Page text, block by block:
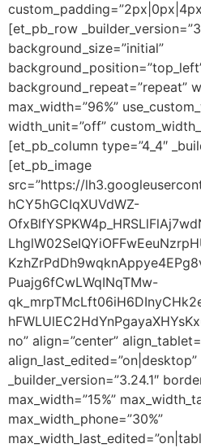
[et_pb_row
background_size=”initial”
background_repeat=”repeat”
max_width=”96%”
width_unit=”off”
[et_pb_column type=”4_4″
[et_pb_image
src=”https://
hCY5hGCIqXUVdWZ-
Puajg6fCwLWqINqTMw-
no” align=”center”
align_last_edited=”on|desktop”
_builder_version=”3.24.1″
max_width=”15%”
max_width_phone=”30%”